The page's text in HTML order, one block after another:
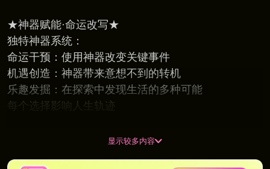
★神器赋能·命运改写★
独特神器系统：
命运干预：使用神器改变关键事件
机遇创造：神器带来意想不到的转机
乐趣发掘：在探索中发现生活的多种可能
每个选择影响人生轨迹
显示较多内容